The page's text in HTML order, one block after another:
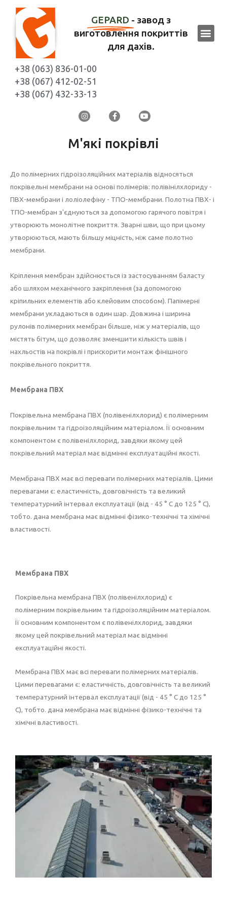
GEPARD - завод з
виготовлення покриттів
для дахів.
+38 (063) 836-01-00
+38 (067) 412-02-51
+38 (067) 432-33-13
М'які покрівлі
До полімерних гідроізоляційних матеріалів відносяться
покрівельні мембрани на основі полімерів: полівінілхлориду -
ПВХ-мембрани і лоліолефіну - ТПО-мембрани. Полотна ПВХ- і
ТПО-мембран з'єднуються за допомогою гарячого повітря і
утворюють монолітне покриття. Зварні шви, що при цьому
утворюються, мають більшу міцність, ніж саме полотно
мембрани.
Кріплення мембран здійснюється із застосуванням баласту
або шляхом механічного закріплення (за допомогою
кріпильних елементів або клейовим спосо6ом). Папімерні
мембрани укладаються в один шар. Довжина і ширина
рулонів полімерних мембран більше, ніж у матеріалів, що
містять бітум, що дозволяє зменшити кількість швів і
нахльостів на покрівлі і прискорити монтаж фінішного
покрівельного покриття.
Мембрана ПВХ
Покрівельна мембрана ПВХ (полівенілхлорид) є полімерним
покрівельним та гідроізоляційним матеріалом. Її основним
компонентом є полівенілхлорид, завдяки якому цей
покрівельний матеріал має відмінні експлуатаційні якості.
Мембрана ПВХ має всі переваги полімерних матеріалів. Цими
перевагами є: еластичність, довговічність та великий
температурний інтервал експлуатації (від - 45 ° С до 125 ° С),
тобто. дана мембрана має відмінні фізико-технічні та хімічні
властивості.
Мембрана ПВХ
Покрівельна мембрана ПВХ (полівенілхлорид) є
полімерним покрівельним та гідроізоляційним матеріалом.
Її основним компонентом є полівенілхлорид, завдяки
якому цей покрівельний матеріал має відмінні
експлуатаційні якості.
Мембрана ПВХ має всі переваги полімерних матеріалів.
Цими перевагами є: еластичність, довговічність та великий
температурний інтервал експлуатації (від - 45 ° С до 125 °
С), тобто. дана мембрана має відмінні фізико-технічні та
хімічні властивості.